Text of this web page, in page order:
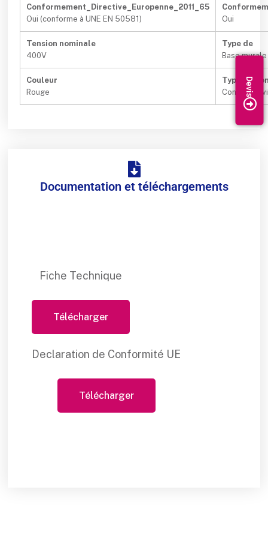
Conformement_Directive_Europenne_2011_65
Oui (conforme à UNE EN 50581)
Oui
Tension nominale
400V
Type de
Base
Couleur
Rouge
Type de
Connexion
Documentation et téléchargements
Fiche Technique
Télécharger
Declaration de Conformité UE
Télécharger